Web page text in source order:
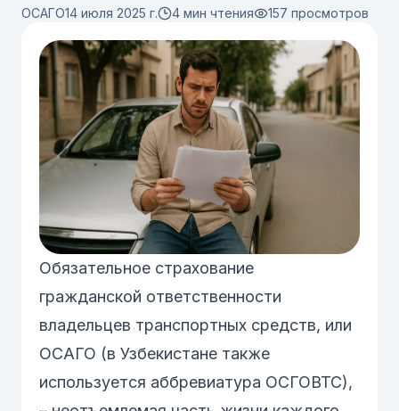
ОСАГО14 июля 2025 г. 4 мин чтения 157 просмотров
Обязательное страхование
гражданской ответственности
владельцев транспортных средств, или
ОСАГО (в Узбекистане также
используется аббревиатура ОСГОВТС),